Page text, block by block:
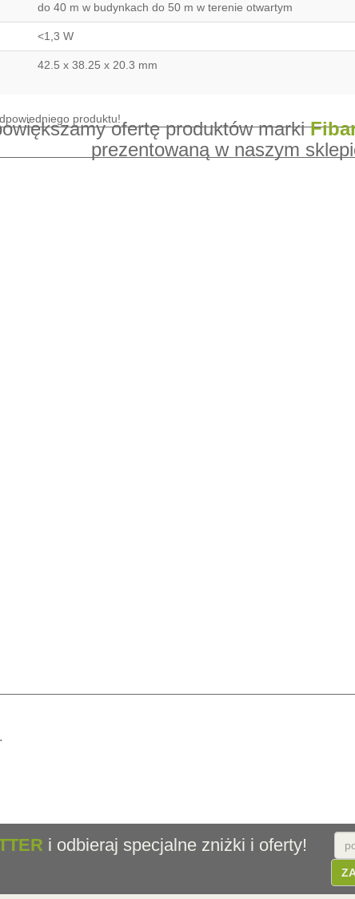
do 40 m w budynkach do 50 m w terenie otwartym
<1,3 W
42.5 x 38.25 x 20.3 mm
ofertę produktów marki
prezentowaną w naszym
i odbieraj specjalne zniżki i oferty!
mail